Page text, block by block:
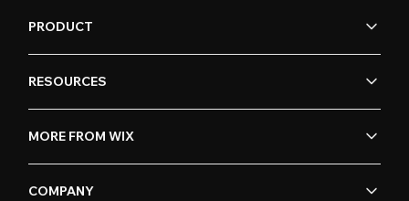
PRODUCT
RESOURCES
MORE FROM WIX
COMPANY